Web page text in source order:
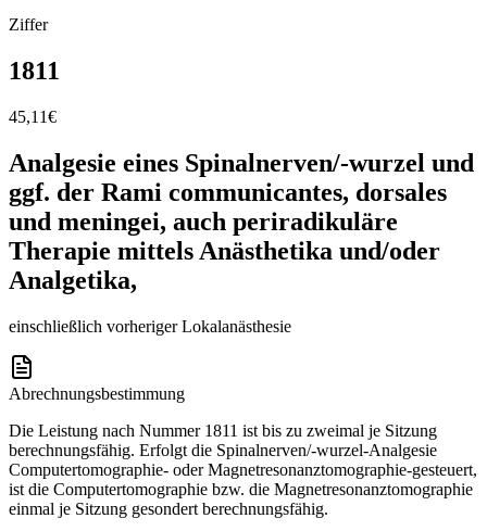
Ziffer
1811
45,11€
Analgesie eines Spinalnerven/-wurzel und
ggf. der Rami communicantes, dorsales
und meningei, auch periradikuläre
Therapie mittels Anästhetika und/oder
Analgetika,
einschließlich vorheriger Lokalanästhesie
Abrechnungsbestimmung
Die Leistung nach Nummer 1811 ist bis zu zweimal je Sitzung
berechnungsfähig. Erfolgt die Spinalnerven/-wurzel-Analgesie
Computertomographie- oder Magnetresonanztomographie-gesteuert,
ist die Computertomographie bzw. die Magnetresonanztomographie
einmal je Sitzung gesondert berechnungsfähig.